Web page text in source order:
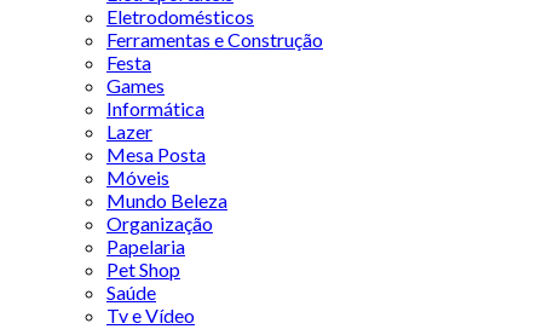
Eletrodomésticos
Ferramentas e Construção
Festa
Games
Informática
Lazer
Mesa Posta
Móveis
Mundo Beleza
Organização
Papelaria
Pet Shop
Saúde
Tv e Vídeo